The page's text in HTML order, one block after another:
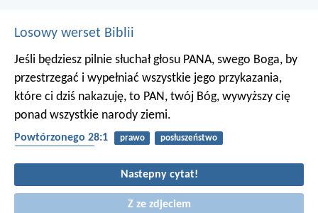
Losowy werset Biblii
Jeśli będziesz pilnie słuchał głosu PANA, swego Boga, by
przestrzegać i wypełniać wszystkie jego przykazania,
które ci dziś nakazuję, to PAN, twój Bóg, wywyższy cię
ponad wszystkie narody ziemi.
Powtórzonego 28:1 prawo
posłuszeństwo
Nastepny cytat!
Z ze zdjeciem